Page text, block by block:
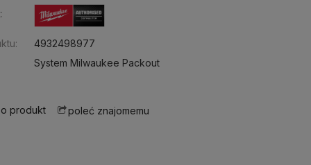
4932498977
System Milwaukee Packout
produkt poleć znajomemu